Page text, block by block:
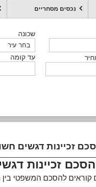
נכסים מסחריים
שכונה
עד קומה
שכונה
עד קומה
שכונה
עד קומה
שכונה
עד קומה
מקומה
שכונה
טקסט חופשי
שכונה
מקומה
זכיינות דגשים
הסכם זכיינות
להסכם המשפטי בין